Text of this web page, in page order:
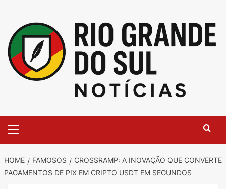
content
Menu
HOME FAMOSOS
CROSSRAMP: A INOVAÇÃO QUE CONVERTE
PAGAMENTOS DE PIX EM CRIPTO USDT EM SEGUNDOS